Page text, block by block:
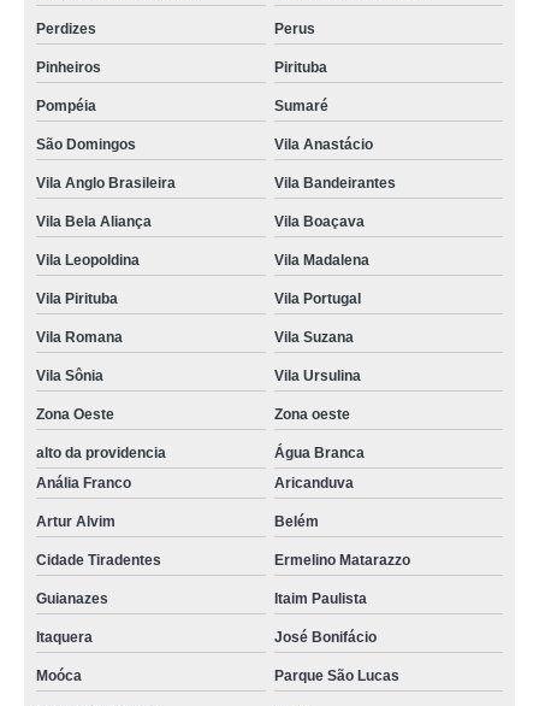
Perdizes Perus
Pinheiros Pirituba
Pompéia Sumaré
São Domingos Vila Anastácio
Vila Anglo Brasileira Vila Bandeirantes
Vila Bela Aliança Vila Boaçava
Vila Leopoldina Vila Madalena
Vila Pirituba Vila Portugal
Vila Romana Vila Suzana
Vila Sônia Vila Ursulina
Zona Oeste Zona oeste
alto da providencia
Água Branca
Anália Franco
Aricanduva
Artur Alvim Belém
Cidade Tiradentes Ermelino Matarazzo
Guianazes Itaim Paulista
Itaquera José Bonifácio
Moóca Parque São Lucas